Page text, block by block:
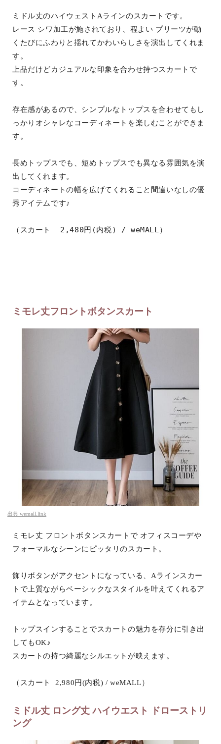
ミドル丈のハイウェストAラインのスカートです。
レース シワ加工が施されており、程よい プリーツが動
くたびにふわりと揺れてかわいらしさを演出してくれま
す。
上品だけどカジュアルな印象を合わせ持つスカートで
す。
存在感があるので、シンプルなトップスを合わせてもし
っかりオシャレなコーディネートを楽しむことができま
す。
長めトップスでも、短めトップスでも異なる雰囲気を演
出してくれます。
コーディネートの幅を広げてくれること間違いなしの優
秀アイテムです♪
（スカート  2,480円(内税) / weMALL）
ミモレ丈フロントボタンスカート
出典 wemall.link
ミモレ丈 フロントボタンスカートで オフィスコーデや
フォーマルなシーンにピッタリのスカート。
飾りボタンがアクセントになっている、Aラインスカー
トで上質ながらベーシックなスタイルを叶えてくれるア
イテムとなっています。
トップスインすることでスカートの魅力を存分に引き出
してもOK♪
スカートの持つ綺麗なシルエットが映えます。
（スカート 2,980円(内税) / weMALL）
ミドル丈 ロング丈 ハイウエスト ドローストリ
ング